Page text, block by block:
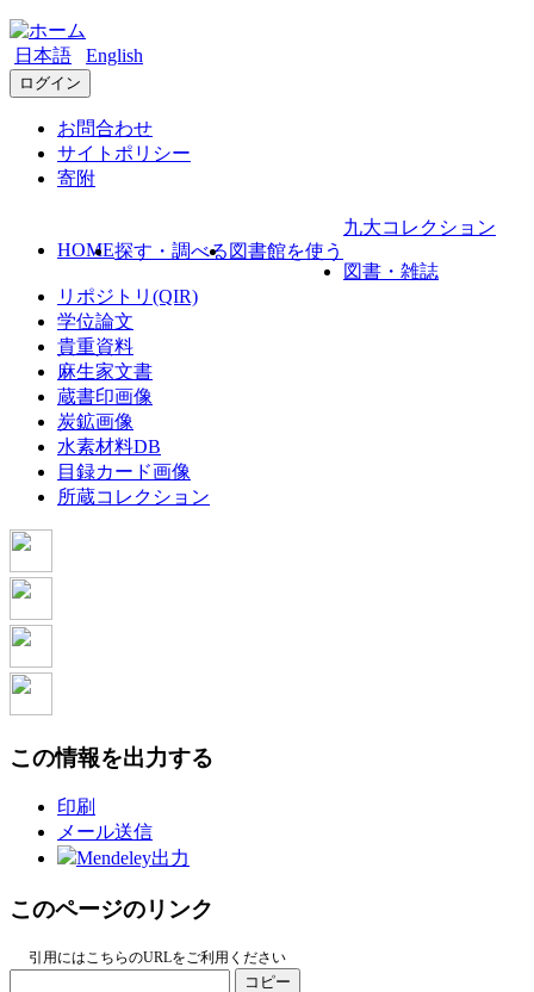
日本語 English
ログイン
お問合わせ
サイトポリシー
寄附
HOME探す・調べる 図書館を使う
九大コレクション
図書・雑誌
リポジトリ(QIR)
学位論文
貴重資料
麻生家文書
蔵書印画像
炭鉱画像
水素材料DB
目録カード画像
所蔵コレクション
この情報を出力する
印刷
メール送信
Mendeley出力
このページのリンク
引用にはこちらのURLをご利用ください
コピー